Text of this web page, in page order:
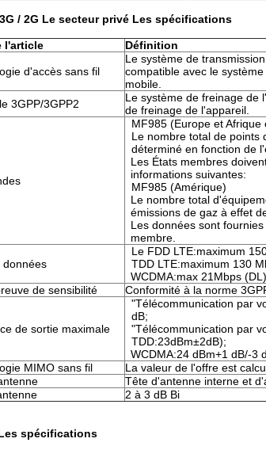
/ 2G Le secteur privé Les spécifications
l'article Définition
d'accès sans fil
Le système de
compatible avec le
mobile.
3GPP/3GPP2
Le système de freinage de
de freinage de l'appareil.
MF985 (Europe et Afrique
Le nombre total de points
déterminé en fonction de
Les États membres
informations suivantes:
MF985 (Amérique)
Le nombre total
émissions de gaz à effet
Les données sont
membre.
données
Le FDD LTE:maximum
TDD LTE:maximum 130
WCDMA:max 21Mbps
de sensibilité
Conformité à la norme
de sortie maximale
"Télécommunication par
dB;
"Télécommunication par
TDD:23dBm±2dB);
WCDMA:24 dBm+1 dB/-3
MIMO sans fil
La valeur de l'offre est
Tête d'antenne interne et
2 à 3 dB Bi
spécifications